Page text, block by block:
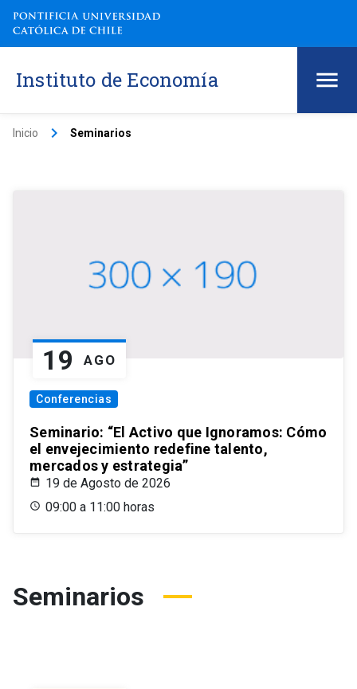
Instituto de Economía
Inicio keyboard_arrow_right Seminarios
19 AGO
Conferencias
Seminario: “El Activo que Ignoramos: Cómo
el envejecimiento redefine talento,
mercados y estrategia”
19 de Agosto de 2026
09:00 a 11:00 horas
Seminarios